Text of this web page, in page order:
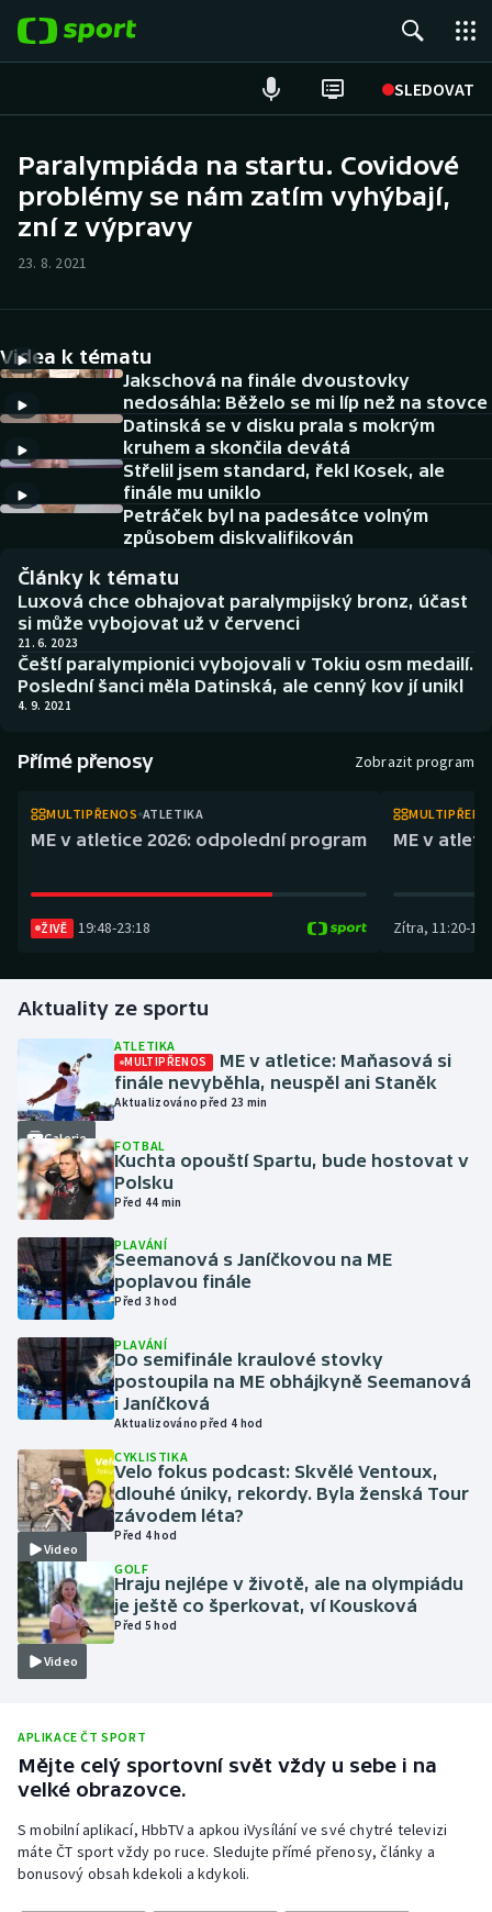
SLEDOVAT
ME v plavání
Tenis
DALŠÍ SPORTY
Americký fotbal
Atletika
Basketbal
Biatlon
Box
Curling
Dostihy
Florbal
Futsal
Golf
Gymnastika
Házená
Jezdectví
Judo
Krasobruslení
Lezení
Lyže a snowboard
Moderní pětiboj
Motorsport
Olympijské hry
Parasport
Plážový volejbal
Ragby
Rychlobruslení
NEPŘEHLÉDNĚTE
Soutěže
Aplikace ČT sport
AZ kvíz
Paralympiáda na startu. Covidové
problémy se nám zatím vyhýbají,
zní z výpravy
23. 8. 2021
Videa k tématu
Jakschová na finále dvoustovky
nedosáhla: Běželo se mi líp než na stovce
Datinská se v disku prala s mokrým
kruhem a skončila devátá
Střelil jsem standard, řekl Kosek, ale
finále mu uniklo
Petráček byl na padesátce volným
způsobem diskvalifikován
Články k tématu
Luxová chce obhajovat paralympijský bronz, účast
si může vybojovat už v červenci
21. 6. 2023
Čeští paralympionici vybojovali v Tokiu osm medailí.
Poslední šanci měla Datinská, ale cenný kov jí unikl
4. 9. 2021
Přímé přenosy Zobrazit program
MULTIPŘENOS ATLETIKA
ME v atletice 2026: odpolední program
ŽIVĚ 19:48-23:18
ME v
Zítra, 11:20-
Aktuality ze sportu
Galerie
ATLETIKA
MULTIPŘENOS
ME v atletice: Maňasová si
finále nevyběhla, neuspěl ani Staněk
Aktualizováno před 23 min
FOTBAL
Kuchta opouští Spartu, bude hostovat v
Polsku
Před 44 min
PLAVÁNÍ
Seemanová s Janíčkovou na ME
poplavou finále
Před 3 hod
PLAVÁNÍ
Do semifinále kraulové stovky
postoupila na ME obhájkyně Seemanová
i Janíčková
Aktualizováno před 4 hod
Video
CYKLISTIKA
Velo fokus podcast: Skvělé Ventoux,
dlouhé úniky, rekordy. Byla ženská Tour
závodem léta?
Před 4 hod
Video
GOLF
Hraju nejlépe v životě, ale na olympiádu
je ještě co šperkovat, ví Kousková
Před 5 hod
APLIKACE ČT SPORT
Mějte celý sportovní svět vždy u sebe i na
velké obrazovce.
S mobilní aplikací, HbbTV a apkou iVysílání ve své chytré televizi
máte ČT sport vždy po ruce. Sledujte přímé přenosy, články a
bonusový obsah kdekoli a kdykoli.